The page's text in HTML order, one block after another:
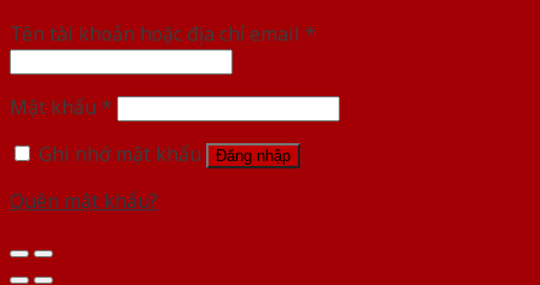
Tên tài khoản hoặc địa chỉ email *
Mật khẩu *
Ghi nhớ mật khẩu
Đăng nhập
Quên mật khẩu?